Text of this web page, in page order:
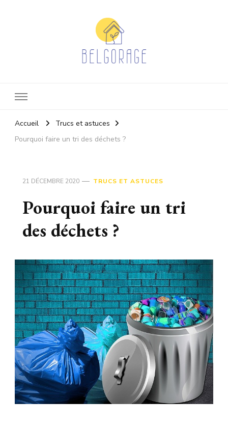
Accueil
Trucs et astuces
Pourquoi faire un tri des déchets ?
21 DÉCEMBRE 2020 TRUCS ET ASTUCES
Pourquoi faire un tri
des déchets ?